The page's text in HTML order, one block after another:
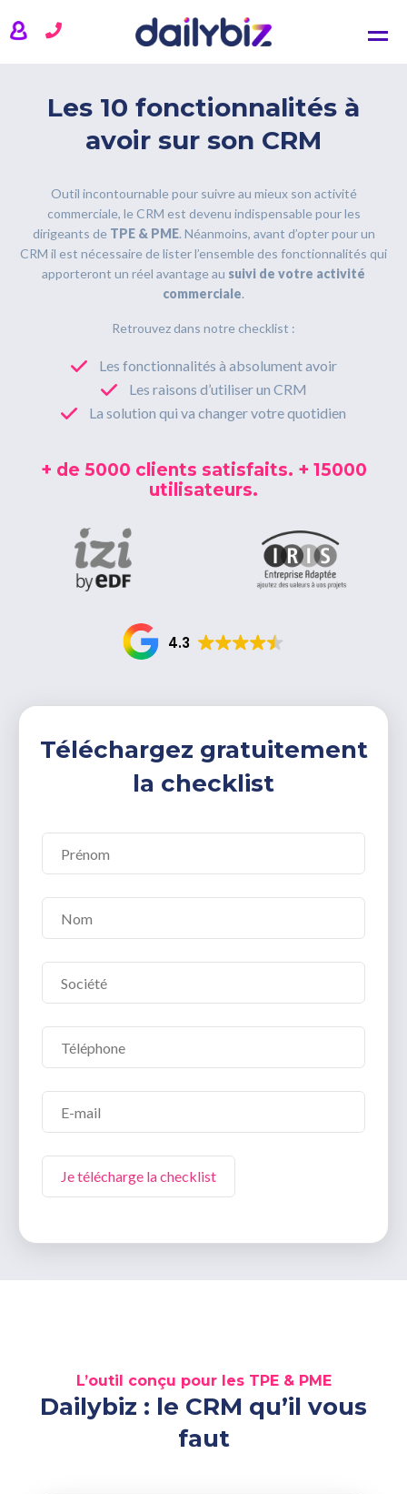
NOS SOLUTIONS
Comptabilité
Gestion commerciale
TARIFS
ACTUALITÉS
QUI SOMMES-NOUS ?
SE CONNECTER
0800 00 19 44
Les 10 fonctionnalités à
avoir sur son CRM
Outil incontournable pour suivre au mieux son activité
commerciale, le CRM est devenu indispensable pour les
dirigeants de TPE & PME. Néanmoins, avant d’opter pour un
CRM il est nécessaire de lister l’ensemble des fonctionnalités qui
apporteront un réel avantage au suivi de votre activité
commerciale.
Retrouvez dans notre checklist :
Les fonctionnalités à absolument avoir
Les raisons d’utiliser un CRM
La solution qui va changer votre quotidien
+ de 5000 clients satisfaits. + 15000
utilisateurs.
4.3
Téléchargez gratuitement
la checklist
L’outil conçu pour les TPE & PME
Dailybiz : le CRM qu’il vous
faut